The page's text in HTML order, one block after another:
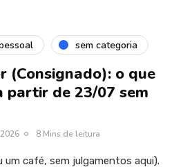
sem categoria
(Consignado): o que
partir de 23/07 sem
8 Mins de leitura
um café, sem julgamentos aqui).